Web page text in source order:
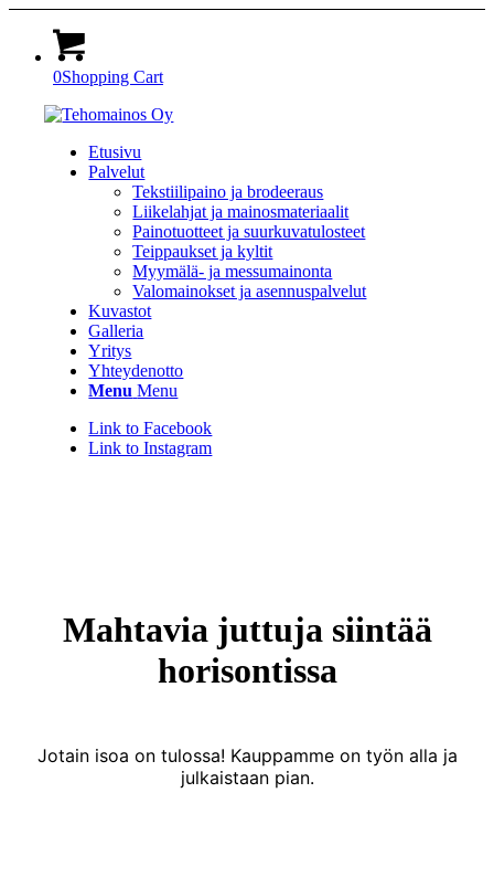
0Shopping Cart
Etusivu
Palvelut
Tekstiilipaino ja brodeeraus
Liikelahjat ja mainosmateriaalit
Painotuotteet ja suurkuvatulosteet
Teippaukset ja kyltit
Myymälä- ja messumainonta
Valomainokset ja asennuspalvelut
Kuvastot
Galleria
Yritys
Yhteydenotto
Menu Menu
Link to Facebook
Link to Instagram
Mahtavia juttuja siintää
horisontissa
Jotain isoa on tulossa! Kauppamme on työn alla ja
julkaistaan pian.